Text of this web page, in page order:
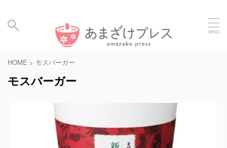
HOME > モスバーガー
モスバーガー